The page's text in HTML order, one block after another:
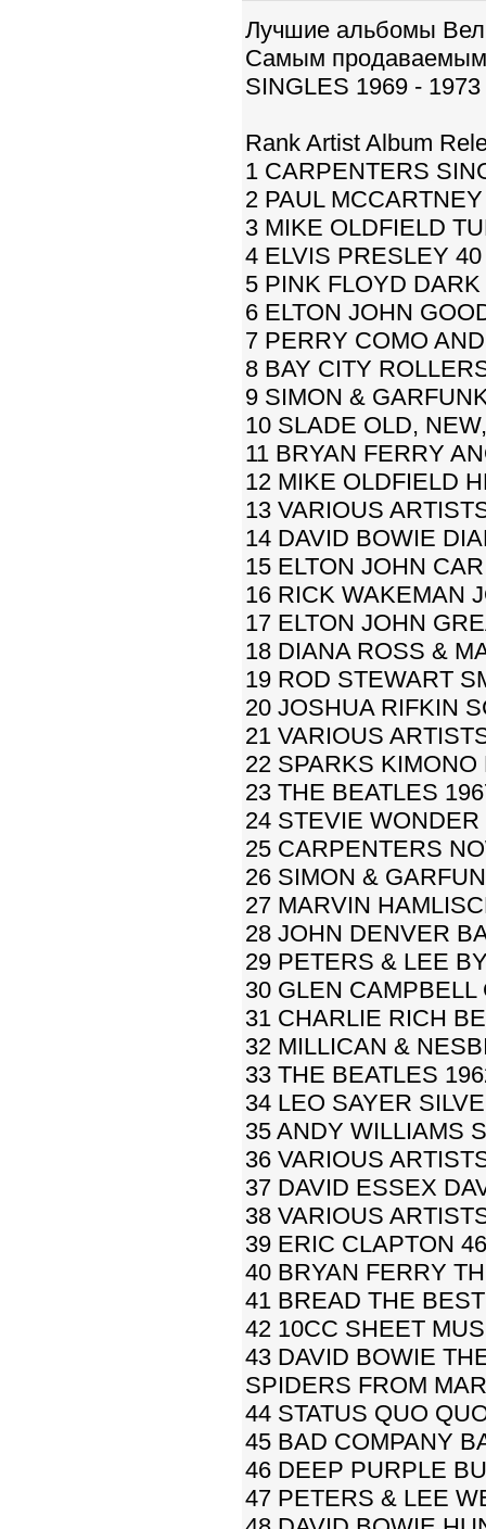
Лучшие альбомы
Самым продаваемым
SINGLES 1969 -
Rank Artist Album
1 CARPENTERS
2 PAUL
3 MIKE OLDFIELD
4 ELVIS PRESLEY
5 PINK FLOYD
6 ELTON JOHN
7 PERRY COMO
8 BAY CITY
9 SIMON &
10 SLADE OLD,
11 BRYAN FERRY
12 MIKE OLDFIELD
13 VARIOUS
14 DAVID BOWIE
15 ELTON JOHN
16 RICK WAKEMAN
17 ELTON JOHN
18 DIANA ROSS &
19 ROD STEWART
20 JOSHUA RIFKIN
21 VARIOUS
22 SPARKS
23 THE BEATLES
24 STEVIE
25 CARPENTERS
26 SIMON &
27 MARVIN
28 JOHN DENVER
29 PETERS & LEE
30 GLEN
31 CHARLIE RICH
32 MILLICAN &
33 THE BEATLES
34 LEO SAYER
35 ANDY WILLIAMS
36 VARIOUS
37 DAVID ESSEX
38 VARIOUS
39 ERIC CLAPTON
40 BRYAN FERRY
41 BREAD THE
42 10CC SHEET
43 DAVID BOWIE
SPIDERS FROM
44 STATUS QUO
45 BAD COMPANY
46 DEEP PURPLE
47 PETERS & LEE